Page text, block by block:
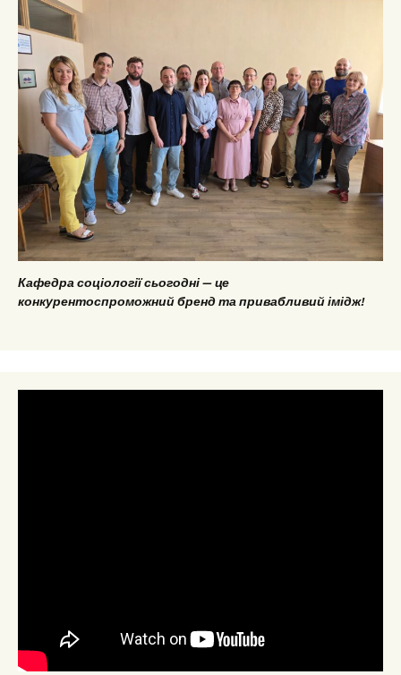
Кафедра соціології сьогодні — це
конкурентоспроможний бренд та привабливий імідж!